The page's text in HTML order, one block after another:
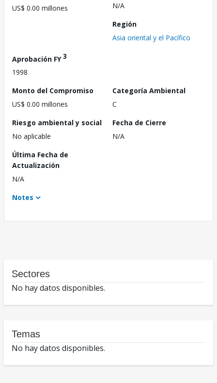
US$ 0.00 millones
N/A
Región
Asia oriental y el Pacífico
Aprobación FY3
1998
Monto del Compromiso
US$ 0.00 millones
Categoría Ambiental
C
Riesgo ambiental y social
No aplicable
Fecha de Cierre
N/A
Última Fecha de
Actualización
N/A
Notes
Sectores
No hay datos disponibles.
Temas
No hay datos disponibles.